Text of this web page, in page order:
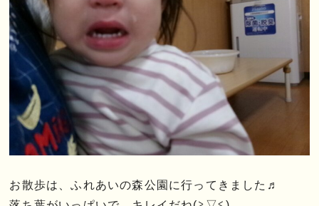
お散歩は、ふれあいの森公園に行ってきました♬